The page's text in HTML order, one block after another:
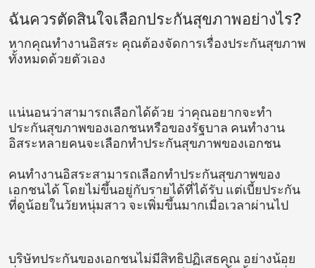
ฉันควรตัดสินใจเลือกประกันสุขภาพอย่างไร?
หากคุณทำงานอิสระ คุณต้องจัดการเรื่องประกันสุขภาพ
ทั้งหมดด้วยตัวเอง
แน่นอนว่าสามารถเลือกได้ด้วย ว่าคุณอยากจะทำ
ประกันสุขภาพของเอกชนหรือของรัฐบาล คนทำงาน
อิสระหลายคนจะเลือกทำประกันสุขภาพของเอกชน
คนทำงานอิสระสามารถเลือกทำประกันสุขภาพของ
เอกชนได้ โดยไม่ขึ้นอยู่กับรายได้ที่ได้รับ แต่เบี้ยประกัน
ที่ดูน้อยในวัยหนุ่มสาว จะเพิ่มขึ้นมากเมื่อเวลาผ่านไป
บริษัทประกันของเอกชนไม่มีสิทธิปฏิเสธคุณ อย่างน้อย